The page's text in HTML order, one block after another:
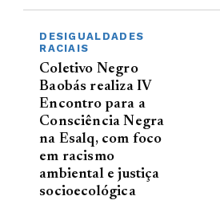
DESIGUALDADES
RACIAIS
Coletivo Negro
Baobás realiza IV
Encontro para a
Consciência Negra
na Esalq, com foco
em racismo
ambiental e justiça
socioecológica